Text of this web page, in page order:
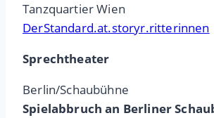
Tanzquartier Wien
DerStandard.at.storyr.ritterinnen
Sprechtheater
Berlin/Schaubühne
Spielabbruch an Berliner